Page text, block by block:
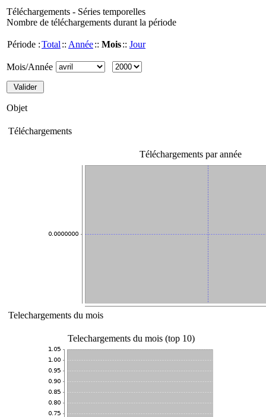
Téléchargements - Séries temporelles
Nombre de téléchargements durant la période
Période :Total :: Année:: Mois:: Jour
Mois/Année
Objet
Téléchargements
Téléchargements par année
Telechargements du mois
Telechargements du mois (top 10)